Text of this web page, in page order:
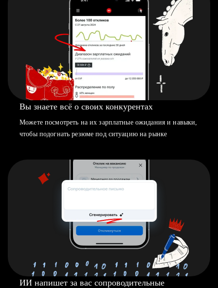
Вы знаете всё о своих конкурентах
Можете посмотреть на их зарплатные ожидания и навыки,
чтобы подогнать резюме под ситуацию на рынке
ИИ напишет за вас сопроводительные